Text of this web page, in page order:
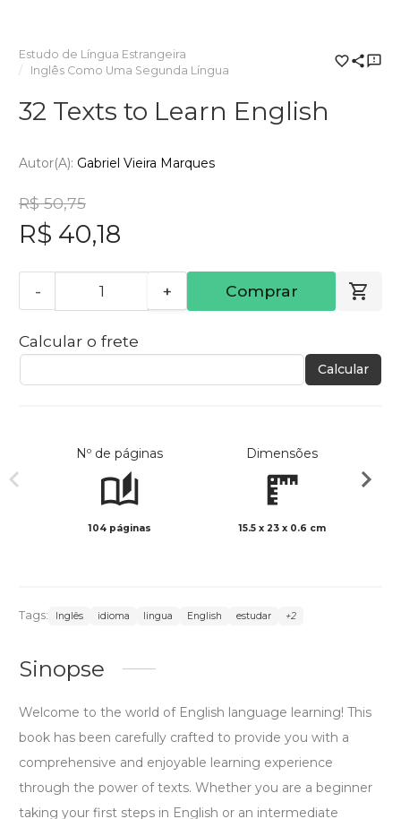
Estudo de Língua Estrangeira
Inglês Como Uma Segunda Língua
32 Texts to Learn English
Autor(a): Gabriel Vieira Marques
R$ 50,75
R$ 40,18
- + Comprar
Calcular o frete
Calcular
Nº de páginas
104 páginas
Dimensões
15.5 x 23 x 0.6 cm
Tags: Inglês idioma lingua English estudar +2
Sinopse
Welcome to the world of English language learning! This
book has been carefully crafted to provide you with a
comprehensive and enjoyable learning experience
through the power of texts. Whether you are a beginner
taking your first steps in English or an intermediate